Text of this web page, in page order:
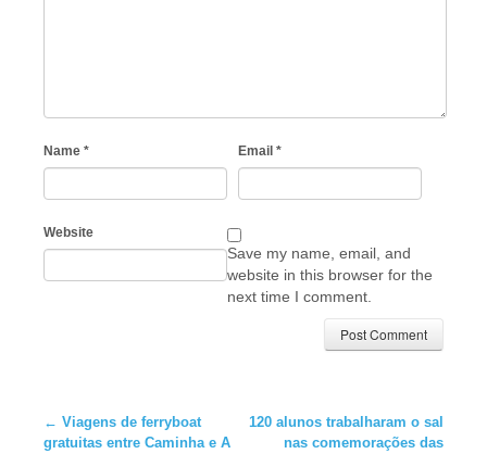
Name * Email *
Website
Save my name, email, and
website in this browser for the
next time I comment.
← Viagens de ferryboat
gratuitas entre Caminha e A
120 alunos trabalharam o sal
nas comemorações das